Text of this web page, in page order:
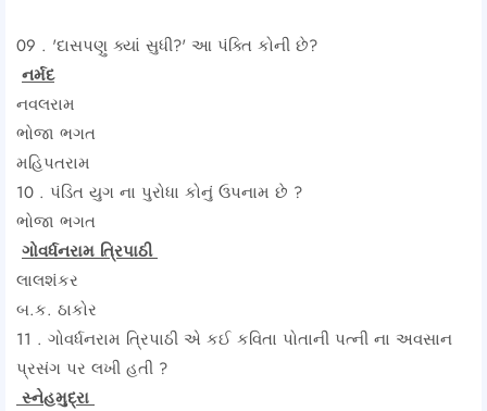
09 . 'દાસપણુ ક્યાં સુધી?' આ પંક્તિ કોની છે?
નર્મદ
નવલરામ
ભોજા ભગત
મહિપતરામ
10 . પંડિત યુગ ના પુરોધા કોનું ઉપનામ છે ?
ભોજા ભગત
ગોવર્ધનરામ ત્રિપાઠી
લાલશંકર
બ.ક. ઠાકોર
11 . ગોવર્ધનરામ ત્રિપાઠી એ કઈ કવિતા પોતાની પત્ની ના અવસાન
પ્રસંગ પર લખી હતી ?
સ્નેહમુદ્રા